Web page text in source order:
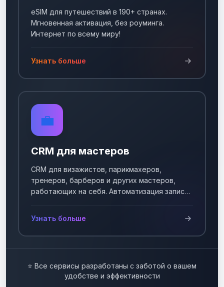
eSIM для путешествий в 190+ странах.
Мгновенная активация, без роуминга.
Интернет по всему миру!
Узнать больше
💼
CRM для мастеров
CRM для визажистов, парикмахеров,
тренеров, барберов и других мастеров,
работающих на себя. Автоматизация записи
Узнать больше
⭐ Все сервисы разработаны с заботой о вашем
удобстве и эффективности